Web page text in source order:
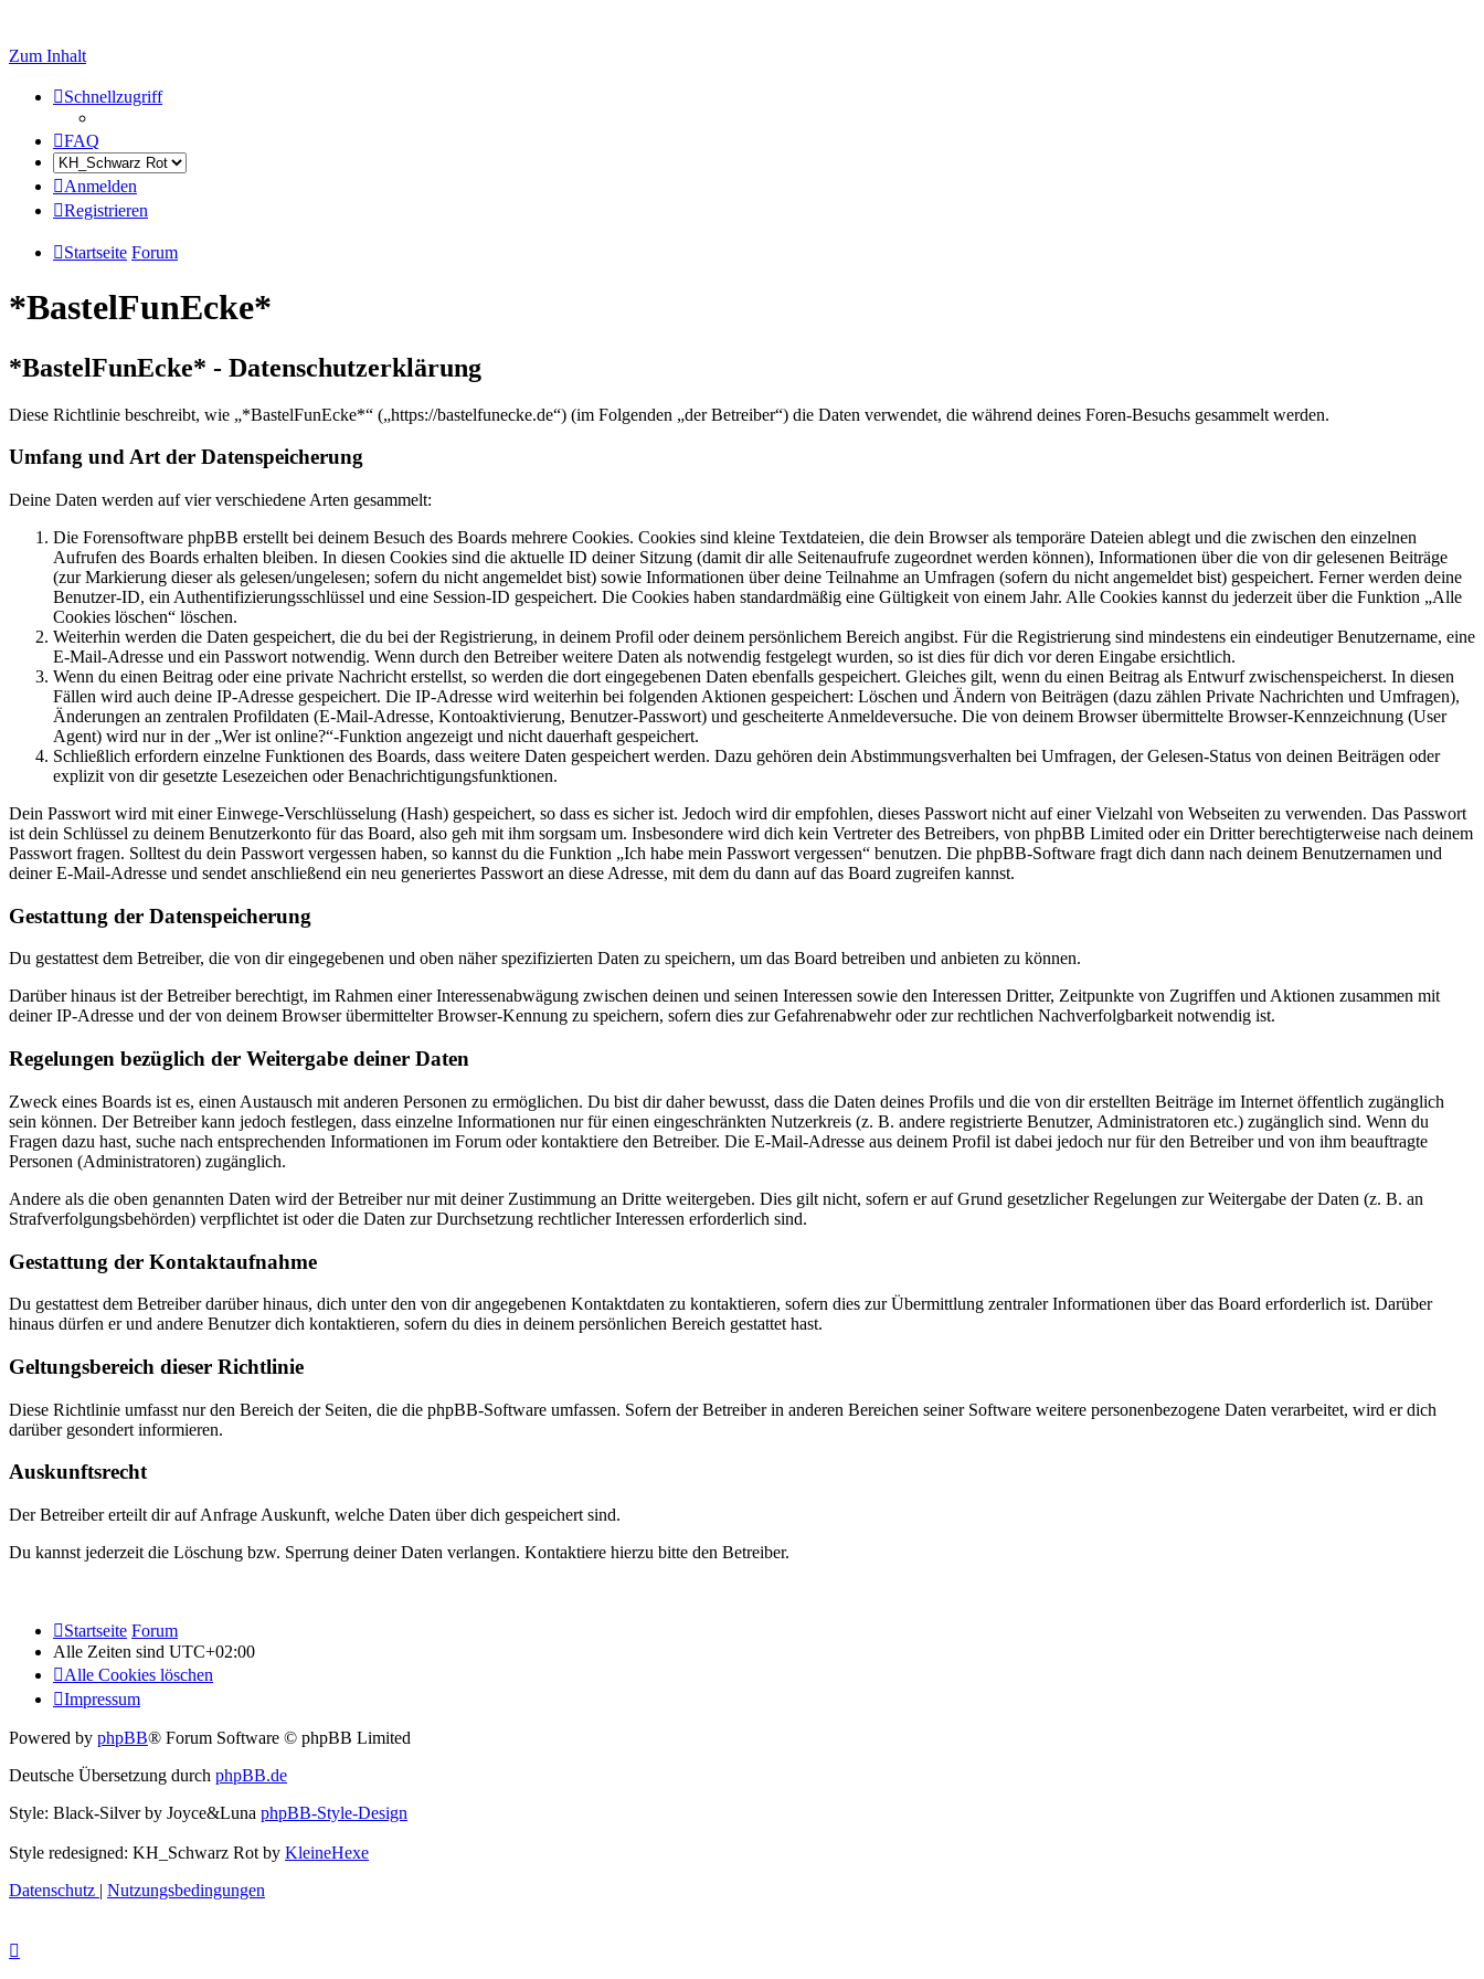
Zum Inhalt
Schnellzugriff
FAQ
Anmelden
Registrieren
Startseite Forum
*BastelFunEcke*
*BastelFunEcke* - Datenschutzerklärung
Diese Richtlinie beschreibt, wie „*BastelFunEcke*“ („https://bastelfunecke.de“) (im Folgenden „der Betreiber“) die Daten verwendet, die während deines Foren-Besuchs gesammelt werden.
Umfang und Art der Datenspeicherung
Deine Daten werden auf vier verschiedene Arten gesammelt:
Die Forensoftware phpBB erstellt bei deinem Besuch des Boards mehrere Cookies. Cookies sind kleine Textdateien, die dein Browser als temporäre Dateien ablegt und die zwischen den einzelnen
Aufrufen des Boards erhalten bleiben. In diesen Cookies sind die aktuelle ID deiner Sitzung (damit dir alle Seitenaufrufe zugeordnet werden können), Informationen über die von dir gelesenen Beiträge
(zur Markierung dieser als gelesen/ungelesen; sofern du nicht angemeldet bist) sowie Informationen über deine Teilnahme an Umfragen (sofern du nicht angemeldet bist) gespeichert. Ferner werden deine
Benutzer-ID, ein Authentifizierungsschlüssel und eine Session-ID gespeichert. Die Cookies haben standardmäßig eine Gültigkeit von einem Jahr. Alle Cookies kannst du jederzeit über die Funktion „Alle
Cookies löschen“ löschen.
Weiterhin werden die Daten gespeichert, die du bei der Registrierung, in deinem Profil oder deinem persönlichem Bereich angibst. Für die Registrierung sind mindestens ein eindeutiger Benutzername, eine
E-Mail-Adresse und ein Passwort notwendig. Wenn durch den Betreiber weitere Daten als notwendig festgelegt wurden, so ist dies für dich vor deren Eingabe ersichtlich.
Wenn du einen Beitrag oder eine private Nachricht erstellst, so werden die dort eingegebenen Daten ebenfalls gespeichert. Gleiches gilt, wenn du einen Beitrag als Entwurf zwischenspeicherst. In diesen
Fällen wird auch deine IP-Adresse gespeichert. Die IP-Adresse wird weiterhin bei folgenden Aktionen gespeichert: Löschen und Ändern von Beiträgen (dazu zählen Private Nachrichten und Umfragen),
Änderungen an zentralen Profildaten (E-Mail-Adresse, Kontoaktivierung, Benutzer-Passwort) und gescheiterte Anmeldeversuche. Die von deinem Browser übermittelte Browser-Kennzeichnung (User
Agent) wird nur in der „Wer ist online?“-Funktion angezeigt und nicht dauerhaft gespeichert.
Schließlich erfordern einzelne Funktionen des Boards, dass weitere Daten gespeichert werden. Dazu gehören dein Abstimmungsverhalten bei Umfragen, der Gelesen-Status von deinen Beiträgen oder
explizit von dir gesetzte Lesezeichen oder Benachrichtigungsfunktionen.
Dein Passwort wird mit einer Einwege-Verschlüsselung (Hash) gespeichert, so dass es sicher ist. Jedoch wird dir empfohlen, dieses Passwort nicht auf einer Vielzahl von Webseiten zu verwenden. Das Passwort
ist dein Schlüssel zu deinem Benutzerkonto für das Board, also geh mit ihm sorgsam um. Insbesondere wird dich kein Vertreter des Betreibers, von phpBB Limited oder ein Dritter berechtigterweise nach deinem
Passwort fragen. Solltest du dein Passwort vergessen haben, so kannst du die Funktion „Ich habe mein Passwort vergessen“ benutzen. Die phpBB-Software fragt dich dann nach deinem Benutzernamen und
deiner E-Mail-Adresse und sendet anschließend ein neu generiertes Passwort an diese Adresse, mit dem du dann auf das Board zugreifen kannst.
Gestattung der Datenspeicherung
Du gestattest dem Betreiber, die von dir eingegebenen und oben näher spezifizierten Daten zu speichern, um das Board betreiben und anbieten zu können.
Darüber hinaus ist der Betreiber berechtigt, im Rahmen einer Interessenabwägung zwischen deinen und seinen Interessen sowie den Interessen Dritter, Zeitpunkte von Zugriffen und Aktionen zusammen mit
deiner IP-Adresse und der von deinem Browser übermittelter Browser-Kennung zu speichern, sofern dies zur Gefahrenabwehr oder zur rechtlichen Nachverfolgbarkeit notwendig ist.
Regelungen bezüglich der Weitergabe deiner Daten
Zweck eines Boards ist es, einen Austausch mit anderen Personen zu ermöglichen. Du bist dir daher bewusst, dass die Daten deines Profils und die von dir erstellten Beiträge im Internet öffentlich zugänglich
sein können. Der Betreiber kann jedoch festlegen, dass einzelne Informationen nur für einen eingeschränkten Nutzerkreis (z. B. andere registrierte Benutzer, Administratoren etc.) zugänglich sind. Wenn du
Fragen dazu hast, suche nach entsprechenden Informationen im Forum oder kontaktiere den Betreiber. Die E-Mail-Adresse aus deinem Profil ist dabei jedoch nur für den Betreiber und von ihm beauftragte
Personen (Administratoren) zugänglich.
Andere als die oben genannten Daten wird der Betreiber nur mit deiner Zustimmung an Dritte weitergeben. Dies gilt nicht, sofern er auf Grund gesetzlicher Regelungen zur Weitergabe der Daten (z. B. an
Strafverfolgungsbehörden) verpflichtet ist oder die Daten zur Durchsetzung rechtlicher Interessen erforderlich sind.
Gestattung der Kontaktaufnahme
Du gestattest dem Betreiber darüber hinaus, dich unter den von dir angegebenen Kontaktdaten zu kontaktieren, sofern dies zur Übermittlung zentraler Informationen über das Board erforderlich ist. Darüber
hinaus dürfen er und andere Benutzer dich kontaktieren, sofern du dies in deinem persönlichen Bereich gestattet hast.
Geltungsbereich dieser Richtlinie
Diese Richtlinie umfasst nur den Bereich der Seiten, die die phpBB-Software umfassen. Sofern der Betreiber in anderen Bereichen seiner Software weitere personenbezogene Daten verarbeitet, wird er dich
darüber gesondert informieren.
Auskunftsrecht
Der Betreiber erteilt dir auf Anfrage Auskunft, welche Daten über dich gespeichert sind.
Du kannst jederzeit die Löschung bzw. Sperrung deiner Daten verlangen. Kontaktiere hierzu bitte den Betreiber.
Startseite Forum
Alle Zeiten sind UTC+02:00
Alle Cookies löschen
Impressum
Powered by phpBB® Forum Software © phpBB Limited
Deutsche Übersetzung durch phpBB.de
Style: Black-Silver by Joyce&Luna phpBB-Style-Design
Style redesigned: KH_Schwarz Rot by KleineHexe
Datenschutz | Nutzungsbedingungen